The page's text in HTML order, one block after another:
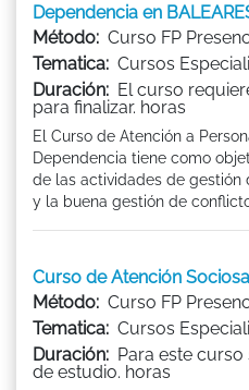
Dependencia en
Método: Curso FP
Tematica: Cursos
Duración: El curso
para finalizar. horas
El Curso de Atención a
Dependencia tiene como
de las actividades de gestión
y la buena gestión de
Curso de Atención
Método: Curso FP
Tematica: Cursos
Duración: Para este curso
de estudio. horas